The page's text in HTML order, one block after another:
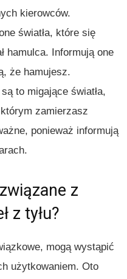
kierowców.
światła, które się
hamulca. Informują one
że hamujesz.
to migające światła,
zamierzasz
ponieważ informują
z
z tyłu?
mogą wystąpić
użytkowaniem. Oto